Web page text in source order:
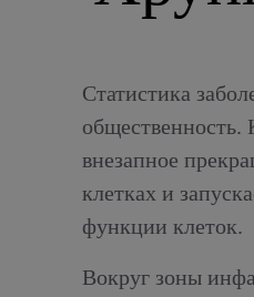
Статистика
внезапное
клетках и
функции клеток.
Вокруг зоны